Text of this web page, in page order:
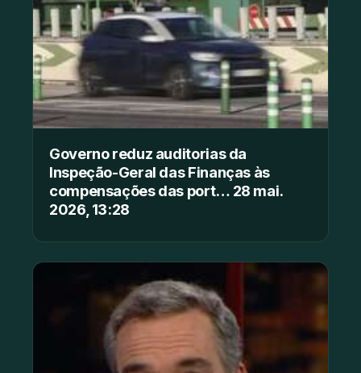
Governo reduz auditorias da
Inspeção-Geral das Finanças às
compensações das port… 28 mai.
2026, 13:28